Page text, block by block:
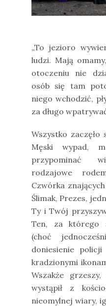
„To jezioro
ludzi. Mają
otoczeniu nie
osób się tam
niego wchodzić,
za długo
Wszystko zaczęło
Męski wypad,
przypominać
rodzajowe
Czwórka
Ślimak, Prezes,
Ty i Twój
Ten, za którego
(choć
doniesienie
kradzionymi
Wszakże
wystąpił z
nieomylnej wiary,